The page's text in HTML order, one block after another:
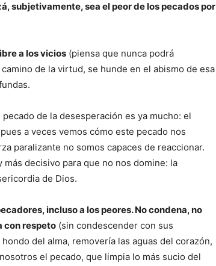
subjetivamente, sea el peor de los pecados por
a los vicios (piensa que nunca podrá
de la virtud, se hunde en el abismo de esa
de la desesperación es ya mucho: el
a veces vemos cómo este pecado nos
paralizante no somos capaces de reaccionar.
decisivo para que no nos domine: la
de Dios.
incluso a los peores. No condena, no
con respeto (sin condescender con sus
del alma, removería las aguas del corazón,
el pecado, que limpia lo más sucio del